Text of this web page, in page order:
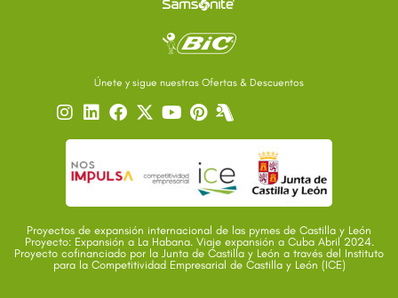
Únete y sigue nuestras Ofertas & Descuentos
Proyectos de expansión internacional de las pymes de Castilla y León
Proyecto: Expansión a La Habana. Viaje expansión a Cuba Abril 2024.
Proyecto cofinanciado por la Junta de Castilla y León a través del Instituto
para la Competitividad Empresarial de Castilla y León (ICE)